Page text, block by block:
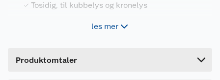
Tosidig, til kubbelys og kronelys
les mer
Produktomtaler